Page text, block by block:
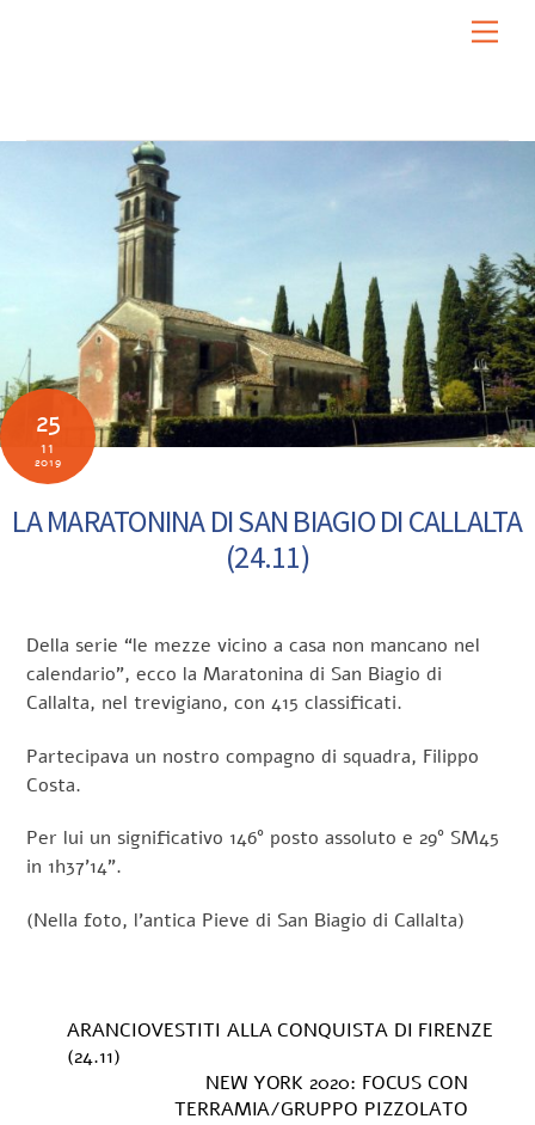
25
11
2019
LA MARATONINA DI SAN BIAGIO DI CALLALTA
(24.11)
Della serie “le mezze vicino a casa non mancano nel
calendario”, ecco la Maratonina di San Biagio di
Callalta, nel trevigiano, con 415 classificati.
Partecipava un nostro compagno di squadra, Filippo
Costa.
Per lui un significativo 146° posto assoluto e 29° SM45
in 1h37’14”.
(Nella foto, l’antica Pieve di San Biagio di Callalta)
ARANCIOVESTITI ALLA CONQUISTA DI FIRENZE
(24.11)
NEW YORK 2020: FOCUS CON
TERRAMIA/GRUPPO PIZZOLATO